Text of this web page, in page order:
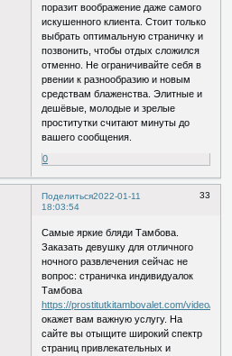
поразит воображение даже самого
искушенного клиента. Стоит только
выбрать оптимальную страничку и
позвонить, чтобы отдых сложился
отменно. Не ограничивайте себя в
рвении к разнообразию и новым
средствам блаженства. Элитные и
дешёвые, молодые и зрелые
проститутки считают минуты до
вашего сообщения.
0
Поделиться 33
2022-01-11
18:03:54
Самые яркие бляди Тамбова.
Заказать девушку для отличного
ночного развлечения сейчас не
вопрос: страничка индивидуалок
Тамбова
https://prostitutkitambovalet.com/video/
окажет вам важную услугу. На
сайте вы отыщите широкий спектр
страниц привлекательных и